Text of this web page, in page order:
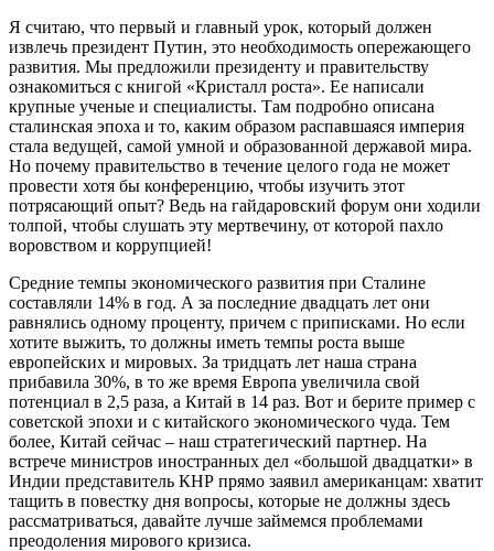
Я считаю, что первый и главный урок, который должен
извлечь президент Путин, это необходимость опережающего
развития. Мы предложили президенту и правительству
ознакомиться с книгой «Кристалл роста». Ее написали
крупные ученые и специалисты. Там подробно описана
сталинская эпоха и то, каким образом распавшаяся империя
стала ведущей, самой умной и образованной державой мира.
Но почему правительство в течение целого года не может
провести хотя бы конференцию, чтобы изучить этот
потрясающий опыт? Ведь на гайдаровский форум они ходили
толпой, чтобы слушать эту мертвечину, от которой пахло
воровством и коррупцией!
Средние темпы экономического развития при Сталине
составляли 14% в год. А за последние двадцать лет они
равнялись одному проценту, причем с приписками. Но если
хотите выжить, то должны иметь темпы роста выше
европейских и мировых. За тридцать лет наша страна
прибавила 30%, в то же время Европа увеличила свой
потенциал в 2,5 раза, а Китай в 14 раз. Вот и берите пример с
советской эпохи и с китайского экономического чуда. Тем
более, Китай сейчас – наш стратегический партнер. На
встрече министров иностранных дел «большой двадцатки» в
Индии представитель КНР прямо заявил американцам: хватит
тащить в повестку дня вопросы, которые не должны здесь
рассматриваться, давайте лучше займемся проблемами
преодоления мирового кризиса.